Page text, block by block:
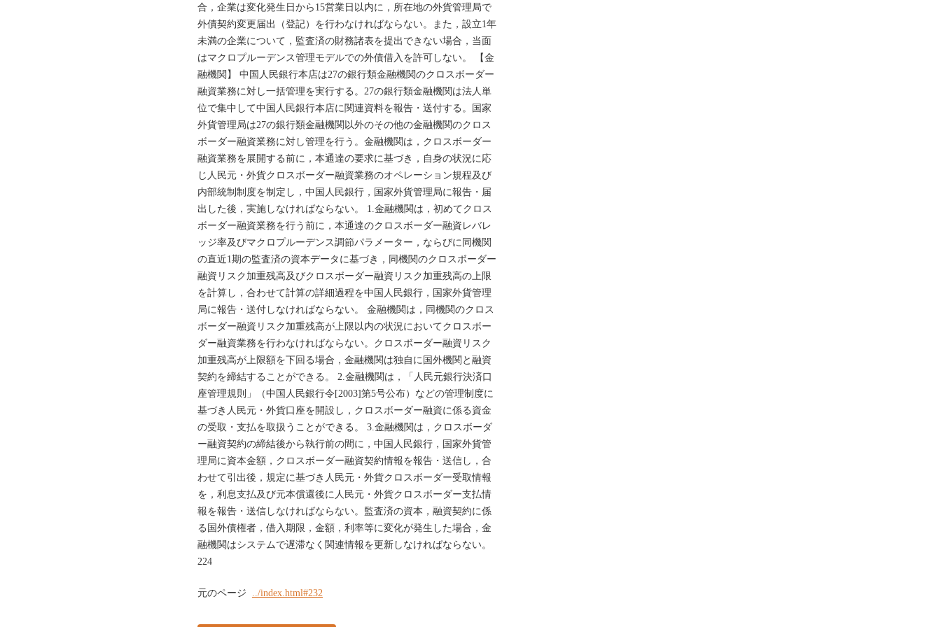
合，企業は変化発生日から15営業日以内に，所在地の外貨管理局で
外債契約変更届出（登記）を行わなければならない。また，設立1年
未満の企業について，監査済の財務諸表を提出できない場合，当面
はマクロプルーデンス管理モデルでの外債借入を許可しない。 【金
融機関】 中国人民銀行本店は27の銀行類金融機関のクロスボーダー
融資業務に対し一括管理を実行する。27の銀行類金融機関は法人単
位で集中して中国人民銀行本店に関連資料を報告・送付する。国家
外貨管理局は27の銀行類金融機関以外のその他の金融機関のクロス
ボーダー融資業務に対し管理を行う。金融機関は，クロスボーダー
融資業務を展開する前に，本通達の要求に基づき，自身の状況に応
じ人民元・外貨クロスボーダー融資業務のオペレーション規程及び
内部統制制度を制定し，中国人民銀行，国家外貨管理局に報告・届
出した後，実施しなければならない。 1.金融機関は，初めてクロス
ボーダー融資業務を行う前に，本通達のクロスボーダー融資レバレ
ッジ率及びマクロプルーデンス調節パラメーター，ならびに同機関
の直近1期の監査済の資本データに基づき，同機関のクロスボーダー
融資リスク加重残高及びクロスボーダー融資リスク加重残高の上限
を計算し，合わせて計算の詳細過程を中国人民銀行，国家外貨管理
局に報告・送付しなければならない。 金融機関は，同機関のクロス
ボーダー融資リスク加重残高が上限以内の状況においてクロスボー
ダー融資業務を行わなければならない。クロスボーダー融資リスク
加重残高が上限額を下回る場合，金融機関は独自に国外機関と融資
契約を締結することができる。 2.金融機関は，「人民元銀行決済口
座管理規則」（中国人民銀行令[2003]第5号公布）などの管理制度に
基づき人民元・外貨口座を開設し，クロスボーダー融資に係る資金
の受取・支払を取扱うことができる。 3.金融機関は，クロスボーダ
ー融資契約の締結後から執行前の間に，中国人民銀行，国家外貨管
理局に資本金額，クロスボーダー融資契約情報を報告・送信し，合
わせて引出後，規定に基づき人民元・外貨クロスボーダー受取情報
を，利息支払及び元本償還後に人民元・外貨クロスボーダー支払情
報を報告・送信しなければならない。監査済の資本，融資契約に係
る国外債権者，借入期限，金額，利率等に変化が発生した場合，金
融機関はシステムで遅滞なく関連情報を更新しなければならない。
224
元のページ ../index.html#232